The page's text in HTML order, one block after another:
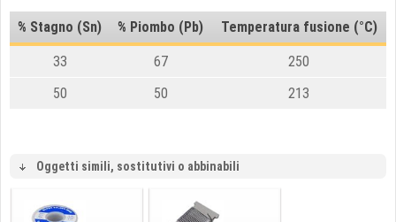
% Stagno (Sn) % Piombo (Pb) Temperatura fusione (°C)
33 67
250
50
50 213
Oggetti simili, sostitutivi o abbinabili